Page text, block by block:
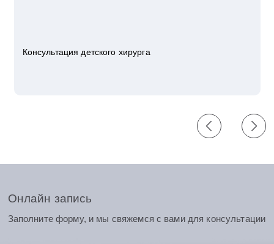
Консультация детского хирурга
Онлайн запись
Заполните форму, и мы свяжемся с вами для консультации